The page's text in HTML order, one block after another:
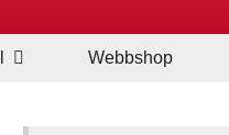
Webbshop